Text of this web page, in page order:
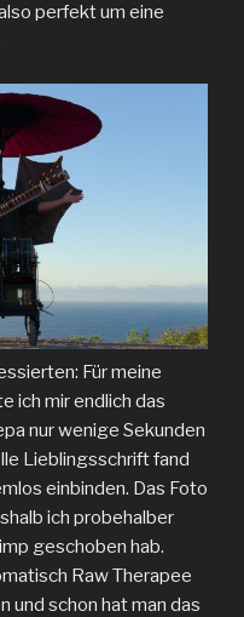
perfekt um eine
Für meine
ich mir endlich das
nur wenige Sekunden
Lieblingsschrift fand
einbinden. Das Foto
ich probehalber
geschoben hab.
Raw Therapee
und schon hat man das